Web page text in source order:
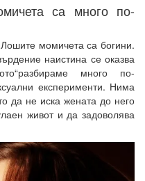
са много по-
момичета са богини.
наистина се оказва
много по-
експерименти. Нима
да не иска жената до него
живот и да задоволява